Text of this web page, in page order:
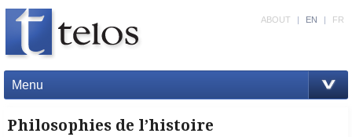
Menu
ABOUT | EN | FR
Philosophies de l’histoire